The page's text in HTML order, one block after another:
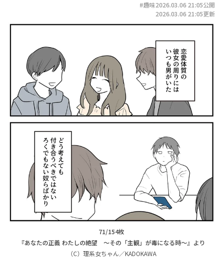
#趣味2026.03.06 21:05公開
2026.03.06 21:05更新
71/154枚
『あなたの正義 わたしの絶望 ～その「主観」が毒になる時～』より
（C）理系女ちゃん／KADOKAWA